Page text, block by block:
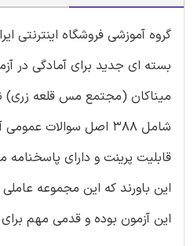
گروه آموزشی فروشگاه اینترنتی
بسته ای جدید برای آمادگی در
میناکان (مجتمع مس قلعه زری)
شامل 388 اصل سوالات
قابلیت پرینت و دارای پاسخنامه
این باورند که این مجموعه
این آزمون بوده و قدمی مهم